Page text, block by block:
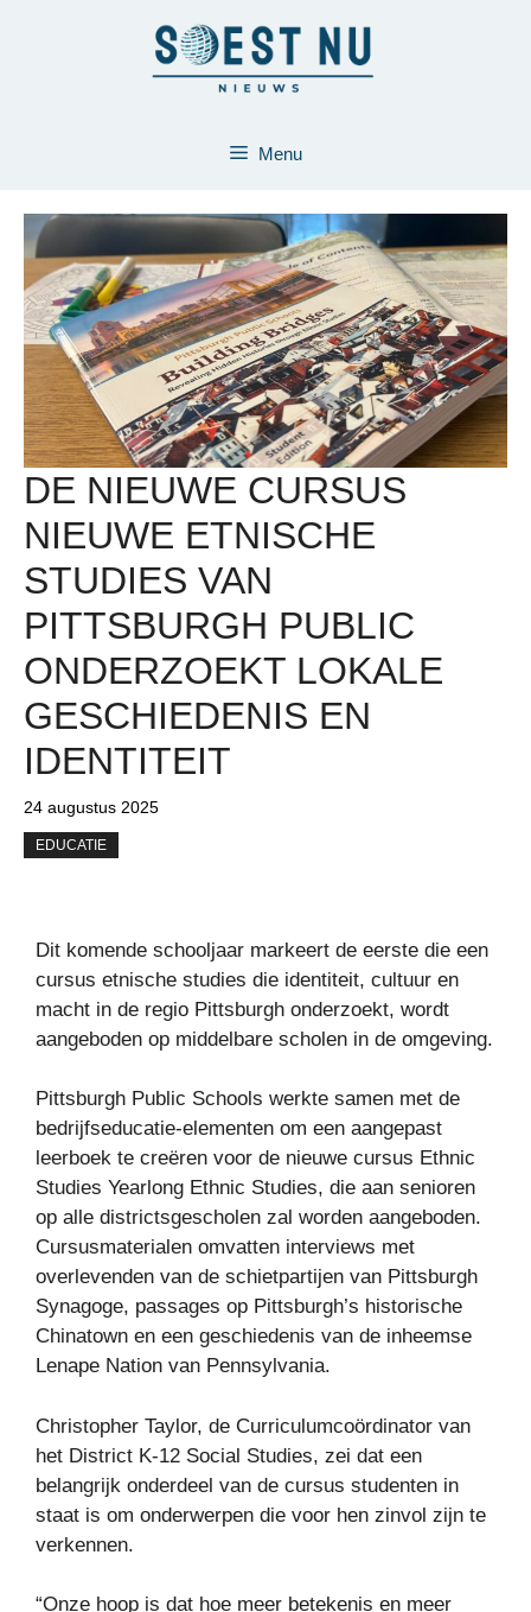
Menu
DE NIEUWE CURSUS
NIEUWE ETNISCHE
STUDIES VAN
PITTSBURGH PUBLIC
ONDERZOEKT LOKALE
GESCHIEDENIS EN
IDENTITEIT
24 augustus 2025
EDUCATIE
Dit komende schooljaar markeert de eerste die een
cursus etnische studies die identiteit, cultuur en
macht in de regio Pittsburgh onderzoekt, wordt
aangeboden op middelbare scholen in de omgeving.
Pittsburgh Public Schools werkte samen met de
bedrijfseducatie-elementen om een ​​aangepast
leerboek te creëren voor de nieuwe cursus Ethnic
Studies Yearlong Ethnic Studies, die aan senioren
op alle districtsgescholen zal worden aangeboden.
Cursusmaterialen omvatten interviews met
overlevenden van de schietpartijen van Pittsburgh
Synagoge, passages op Pittsburgh’s historische
Chinatown en een geschiedenis van de inheemse
Lenape Nation van Pennsylvania.
Christopher Taylor, de Curriculumcoördinator van
het District K-12 Social Studies, zei dat een
belangrijk onderdeel van de cursus studenten in
staat is om onderwerpen die voor hen zinvol zijn te
verkennen.
“Onze hoop is dat hoe meer betekenis en meer